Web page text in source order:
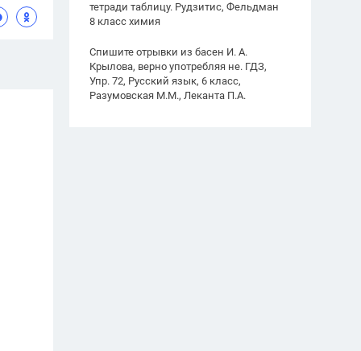
тетради таблицу. Рудзитис, Фельдман
8 класс химия
Спишите отрывки из басен И. А.
Крылова, верно употребляя не. ГДЗ,
Упр. 72, Русский язык, 6 класс,
Разумовская М.М., Леканта П.А.